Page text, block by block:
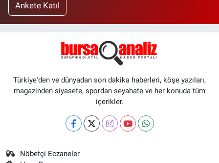
Ankete Katıl
Türkiye'den ve dünyadan son dakika haberleri, köşe yazıları,
magazinden siyasete, spordan seyahate ve her konuda tüm
içerikler.
Nöbetçi Eczaneler